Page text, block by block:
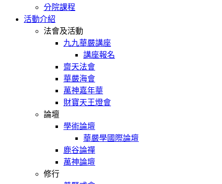
分院課程
活動介紹
法會及活動
九九華嚴講座
講座報名
齋天法會
華嚴海會
萬神嘉年華
財寶天王燈會
論壇
學術論壇
華嚴學國際論壇
鹿谷論禪
萬神論壇
修行